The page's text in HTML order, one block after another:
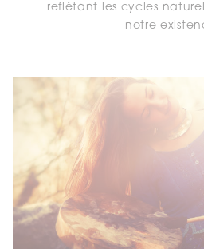
reflétant les cycles
notre